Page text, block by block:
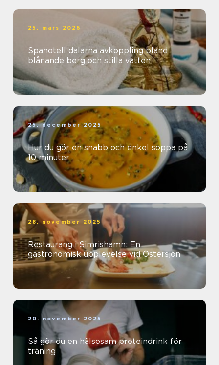
25. mars 2026
Spahotell dalarna avkoppling bland
blånande berg och stilla vatten
25. december 2025
Hur du gör en snabb och enkel soppa på
10 minuter
28. november 2025
Restaurang i Simrishamn: En
gastronomisk upplevelse vid Östersjön
20. november 2025
Så gör du en hälsosam proteindrink för
träning